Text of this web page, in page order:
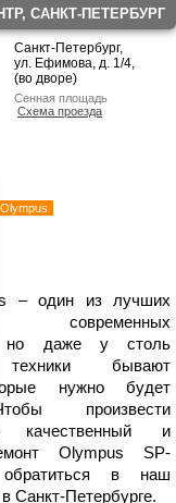
CАНКТ-ПЕТЕРБУРГ
Санкт-Петербург,
ул. Ефимова, д. 1/4,
(во дворе)
Сенная площадь
Схема проезда
– один из лучших
современных
но даже у столь
техники бывают
нужно будет
произвести
качественный и
Olympus SP-
в наш
Санкт-Петербурге.